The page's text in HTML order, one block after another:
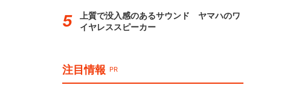
上質で没入感のあるサウンド ヤマハのワ
イヤレススピーカー
注目情報 PR